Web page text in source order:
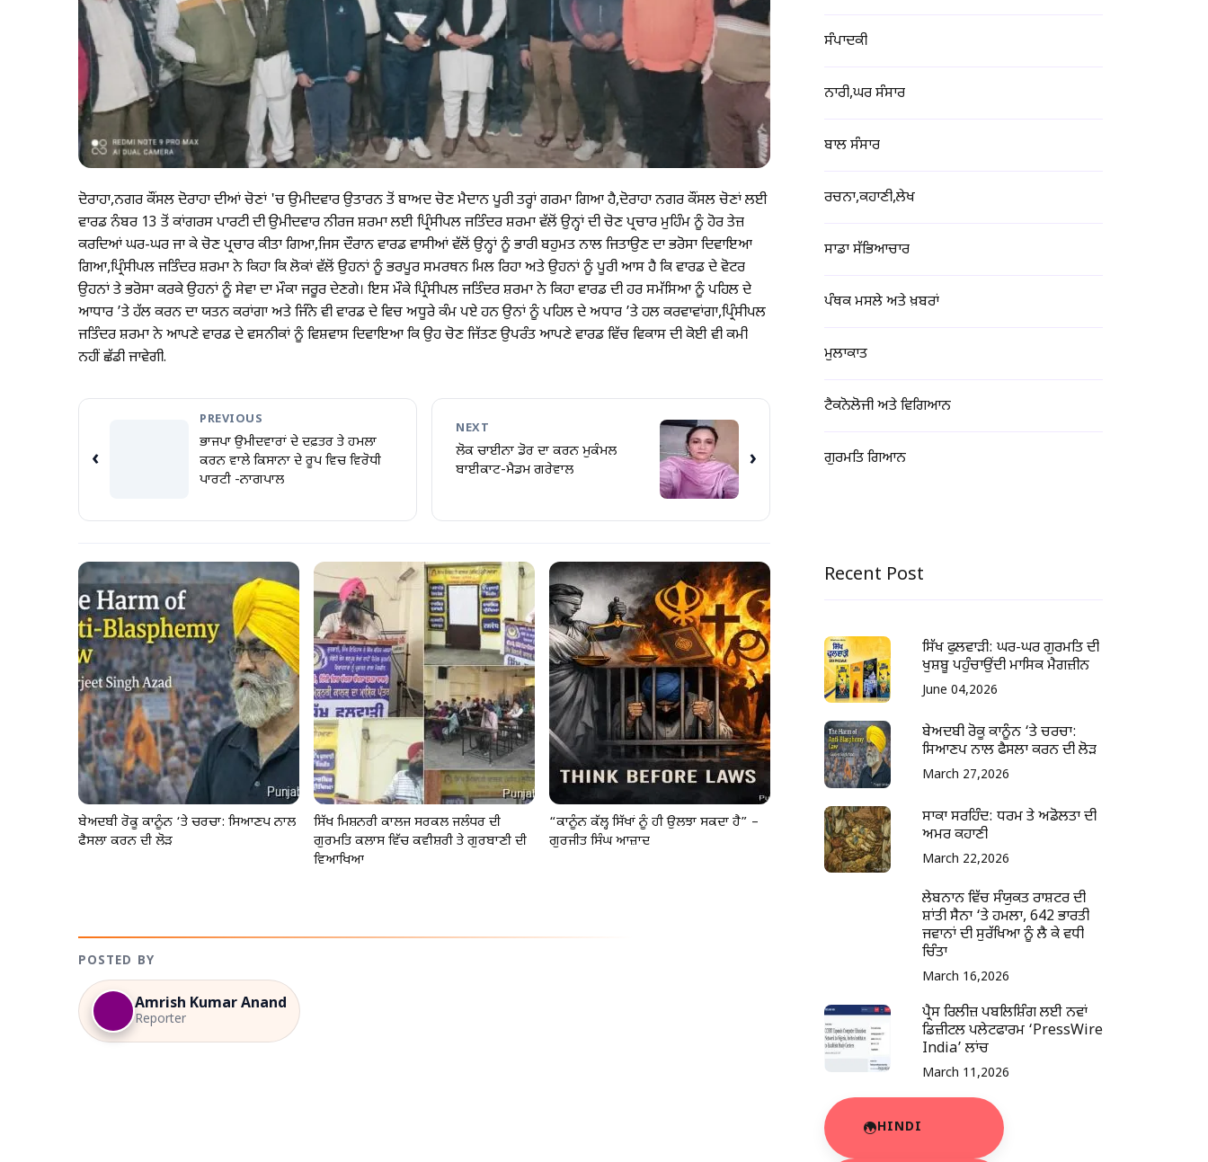
ਦੋਰਾਹਾ,ਨਗਰ ਕੌਂਸਲ ਦੋਰਾਹਾ ਦੀਆਂ ਚੋਣਾਂ 'ਚ ਉਮੀਦਵਾਰ ਉਤਾਰਨ ਤੋਂ ਬਾਅਦ ਚੋਣ ਮੈਦਾਨ ਪੂਰੀ ਤਰ੍ਹਾਂ ਗਰਮਾ ਗਿਆ ਹੈ,ਦੋਰਾਹਾ ਨਗਰ ਕੌਂਸਲ ਚੋਣਾਂ ਲਈ
ਵਾਰਡ ਨੰਬਰ 13 ਤੋਂ ਕਾਂਗਰਸ ਪਾਰਟੀ ਦੀ ਉਮੀਦਵਾਰ ਨੀਰਜ ਸ਼ਰਮਾ ਲਈ ਪ੍ਰਿੰਸੀਪਲ ਜਤਿੰਦਰ ਸ਼ਰਮਾ ਵੱਲੋਂ ਉਨ੍ਹਾਂ ਦੀ ਚੋਣ ਪ੍ਰਚਾਰ ਮੁਹਿੰਮ ਨੂੰ ਹੋਰ ਤੇਜ਼
ਕਰਦਿਆਂ ਘਰ-ਘਰ ਜਾ ਕੇ ਚੋਣ ਪ੍ਰਚਾਰ ਕੀਤਾ ਗਿਆ,ਜਿਸ ਦੌਰਾਨ ਵਾਰਡ ਵਾਸੀਆਂ ਵੱਲੋਂ ਉਨ੍ਹਾਂ ਨੂੰ ਭਾਰੀ ਬਹੁਮਤ ਨਾਲ ਜਿਤਾਉਣ ਦਾ ਭਰੋਸਾ ਦਿਵਾਇਆ
ਗਿਆ,ਪ੍ਰਿੰਸੀਪਲ ਜਤਿੰਦਰ ਸ਼ਰਮਾ ਨੇ ਕਿਹਾ ਕਿ ਲੋਕਾਂ ਵੱਲੋਂ ਉਹਨਾਂ ਨੂੰ ਭਰਪੂਰ ਸਮਰਥਨ ਮਿਲ ਰਿਹਾ ਅਤੇ ਉਹਨਾਂ ਨੂੰ ਪੂਰੀ ਆਸ ਹੈ ਕਿ ਵਾਰਡ ਦੇ ਵੋਟਰ
ਉਹਨਾਂ ਤੇ ਭਰੋਸਾ ਕਰਕੇ ਉਹਨਾਂ ਨੂੰ ਸੇਵਾ ਦਾ ਮੌਕਾ ਜਰੂਰ ਦੇਣਗੇ। ਇਸ ਮੌਕੇ ਪ੍ਰਿੰਸੀਪਲ ਜਤਿੰਦਰ ਸ਼ਰਮਾ ਨੇ ਕਿਹਾ ਵਾਰਡ ਦੀ ਹਰ ਸਮੱਸਿਆ ਨੂੰ ਪਹਿਲ ਦੇ
ਆਧਾਰ ’ਤੇ ਹੱਲ ਕਰਨ ਦਾ ਯਤਨ ਕਰਾਂਗਾ ਅਤੇ ਜਿੰਨੇ ਵੀ ਵਾਰਡ ਦੇ ਵਿਚ ਅਧੂਰੇ ਕੰਮ ਪਏ ਹਨ ਉਨਾਂ ਨੂੰ ਪਹਿਲ ਦੇ ਅਧਾਰ ’ਤੇ ਹਲ ਕਰਵਾਵਾਂਗਾ,ਪ੍ਰਿੰਸੀਪਲ
ਜਤਿੰਦਰ ਸ਼ਰਮਾ ਨੇ ਆਪਣੇ ਵਾਰਡ ਦੇ ਵਸਨੀਕਾਂ ਨੂੰ ਵਿਸ਼ਵਾਸ ਦਿਵਾਇਆ ਕਿ ਉਹ ਚੋਣ ਜਿੱਤਣ ਉਪਰੰਤ ਆਪਣੇ ਵਾਰਡ ਵਿੱਚ ਵਿਕਾਸ ਦੀ ਕੋਈ ਵੀ ਕਮੀ
ਨਹੀਂ ਛੱਡੀ ਜਾਵੇਗੀ.
‹
PREVIOUS
ਭਾਜਪਾ ਉਮੀਦਵਾਰਾਂ ਦੇ ਦਫ਼ਤਰ ਤੇ ਹਮਲਾ
ਕਰਨ ਵਾਲੇ ਕਿਸਾਨਾ ਦੇ ਰੂਪ ਵਿਚ ਵਿਰੋਧੀ
ਪਾਰਟੀ -ਨਾਗਪਾਲ
NEXT
ਲੋਕ ਚਾਈਨਾ ਡੋਰ ਦਾ ਕਰਨ ਮੁਕੰਮਲ
ਬਾਈਕਾਟ-ਮੈਡਮ ਗਰੇਵਾਲ
›
ਬੇਅਦਬੀ ਰੋਕੂ ਕਾਨੂੰਨ ‘ਤੇ ਚਰਚਾ: ਸਿਆਣਪ ਨਾਲ
ਫੈਸਲਾ ਕਰਨ ਦੀ ਲੋੜ
ਸਿੱਖ ਮਿਸ਼ਨਰੀ ਕਾਲਜ ਸਰਕਲ ਜਲੰਧਰ ਦੀ
ਗੁਰਮਤਿ ਕਲਾਸ ਵਿੱਚ ਕਵੀਸ਼ਰੀ ਤੇ ਗੁਰਬਾਣੀ ਦੀ
ਵਿਆਖਿਆ
“ਕਾਨੂੰਨ ਕੱਲ੍ਹ ਸਿੱਖਾਂ ਨੂੰ ਹੀ ਉਲਝਾ ਸਕਦਾ ਹੈ” –
ਗੁਰਜੀਤ ਸਿੰਘ ਆਜ਼ਾਦ
POSTED BY
Amrish Kumar Anand
Reporter
ਸੰਪਾਦਕੀ
ਨਾਰੀ,ਘਰ ਸੰਸਾਰ
ਬਾਲ ਸੰਸਾਰ
ਰਚਨਾ,ਕਹਾਣੀ,ਲੇਖ
ਸਾਡਾ ਸੱਭਿਆਚਾਰ
ਪੰਥਕ ਮਸਲੇ ਅਤੇ ਖ਼ਬਰਾਂ
ਮੁਲਾਕਾਤ
ਟੈਕਨੋਲੋਜੀ ਅਤੇ ਵਿਗਿਆਨ
ਗੁਰਮਤਿ ਗਿਆਨ
Recent Post
ਸਿੱਖ ਫੁਲਵਾੜੀ: ਘਰ-ਘਰ ਗੁਰਮਤਿ ਦੀ
ਖੁਸ਼ਬੂ ਪਹੁੰਚਾਉਂਦੀ ਮਾਸਿਕ ਮੈਗਜ਼ੀਨ
June 04,2026
ਬੇਅਦਬੀ ਰੋਕੂ ਕਾਨੂੰਨ ‘ਤੇ ਚਰਚਾ:
ਸਿਆਣਪ ਨਾਲ ਫੈਸਲਾ ਕਰਨ ਦੀ ਲੋੜ
March 27,2026
ਸਾਕਾ ਸਰਹਿੰਦ: ਧਰਮ ਤੇ ਅਡੋਲਤਾ ਦੀ
ਅਮਰ ਕਹਾਣੀ
March 22,2026
ਲੇਬਨਾਨ ਵਿੱਚ ਸੰਯੁਕਤ ਰਾਸ਼ਟਰ ਦੀ
ਸ਼ਾਂਤੀ ਸੈਨਾ ‘ਤੇ ਹਮਲਾ, 642 ਭਾਰਤੀ
ਜਵਾਨਾਂ ਦੀ ਸੁਰੱਖਿਆ ਨੂੰ ਲੈ ਕੇ ਵਧੀ
ਚਿੰਤਾ
March 16,2026
ਪ੍ਰੈਸ ਰਿਲੀਜ਼ ਪਬਲਿਸ਼ਿੰਗ ਲਈ ਨਵਾਂ
ਡਿਜ਼ੀਟਲ ਪਲੇਟਫਾਰਮ ‘PressWire
India’ ਲਾਂਚ
March 11,2026
HINDI